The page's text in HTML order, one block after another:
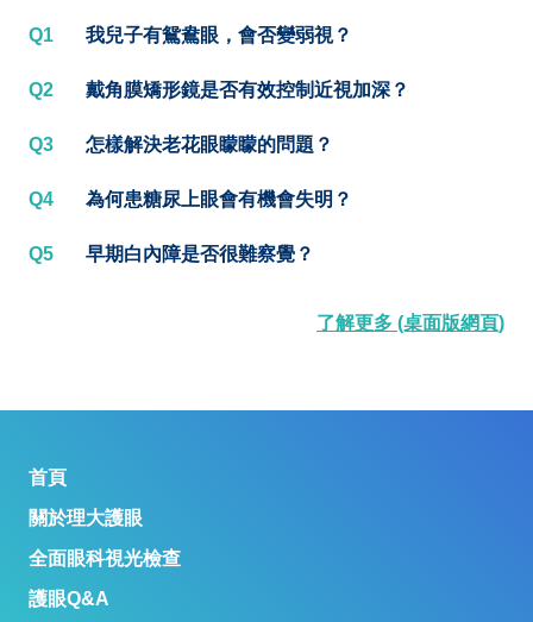
Q1 我兒子有鴛鴦眼，會否變弱視？
Q2 戴角膜矯形鏡是否有效控制近視加深？
Q3 怎樣解決老花眼矇矇的問題？
Q4 為何患糖尿上眼會有機會失明？
Q5 早期白內障是否很難察覺？
了解更多 (桌面版網頁)
首頁
關於理大護眼
全面眼科視光檢查
護眼Q&A